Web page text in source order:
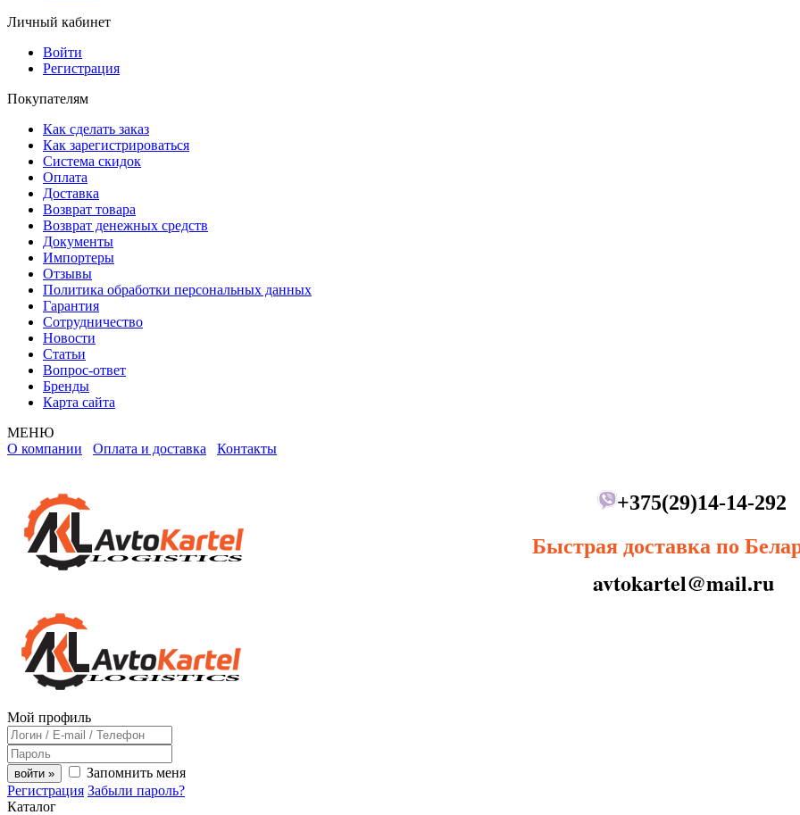
Личный кабинет
Войти
Регистрация
Покупателям
Как сделать заказ
Как зарегистрироваться
Система скидок
Оплата
Доставка
Возврат товара
Возврат денежных средств
Документы
Импортеры
Отзывы
Политика обработки персональных данных
Гарантия
Сотрудничество
Новости
Статьи
Вопрос-ответ
Бренды
Карта сайта
МЕНЮ
О компании
Оплата и доставка Контакты
+375(29)14-14-292
Быстрая доставка по
avtokartel@mail.ru
Мой профиль
войти »
Запомнить меня
Регистрация Забыли пароль?
Каталог